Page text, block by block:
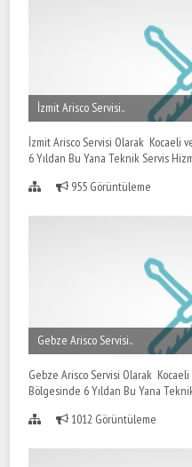
İzmit Arisco Servisi..
İzmit Arisco Servisi Olarak Kocaeli
6 Yıldan Bu Yana Teknik Servis
955 Görüntüleme
Gebze Arisco Servisi..
Gebze Arisco Servisi Olarak
Bölgesinde 6 Yıldan Bu Yana
1012 Görüntüleme